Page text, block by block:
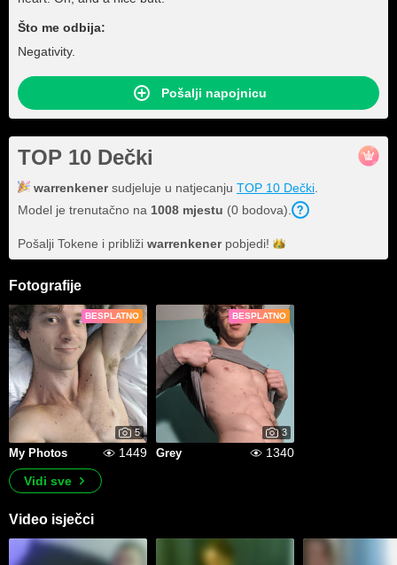
Što me odbija:
Negativity.
Pošalji napojnicu
TOP 10 Dečki
warrenkener sudjeluje u natjecanju TOP 10 Dečki
Model je trenutačno na 1008 mjestu (0 bodova).
Pošalji Tokene i približi warrenkener pobjedi!
Fotografije
BESPLATNO
5
My Photos 1449
BESPLATNO
3
Grey
1340
Vidi sve
Video isječci